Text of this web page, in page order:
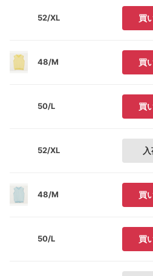
52/XL 買
48/M 買
50/L 買
52/XL
48/M 買
50/L 買